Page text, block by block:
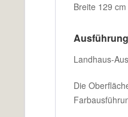
Breite 129
Ausführung
Landhaus-
Die